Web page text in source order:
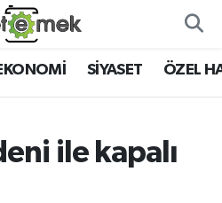
SİYASET ÖZEL
ile kapalı